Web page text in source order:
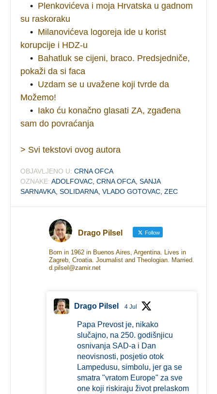
• Plenkovićeva i moja Hrvatska u gadnom
su raskoraku
• Milanovićeva logoreja ide u korist
korupcije i HDZ-u
• Bahatluk se cijeni, braco. Predsjedniče,
pokaži da si faca
• Uzdam se u uvažene koji tvrde da
Možemo!
• Iako ću konačno glasati ZA, zgađena
sam do povraćanja
> Svi tekstovi ovog autora
OBJAVLJENO U: CRNA OFCA
OZNAKE: ADOLFOVAC ,CRNA OFCA ,SANJA
SARNAVKA ,SOLIDARNA ,VLADO GOTOVAC ,ZEC
Drago Pilsel Follow
Born in 1962 in Buenos Aires, Argentina. Lives in
Zagreb, Croatia. Journalist and Theologian. Married.
d.pilsel@zamir.net
Drago Pilsel 4 Jul
Papa Prevost je, nikako
slučajno, na 250. godišnjicu
osnivanja SAD-a i Dan
neovisnosti, posjetio otok
Lampedusu, simbolu, jer ga se
smatra "vratom Europe" za sve
one koji riskiraju život prelaskom